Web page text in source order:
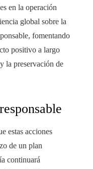
en la operación
global sobre la
fomentando
positivo a largo
la preservación de
estas acciones
de un plan
continuará